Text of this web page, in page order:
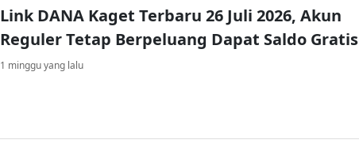
Link DANA Kaget Terbaru 26 Juli 2026, Akun
Reguler Tetap Berpeluang Dapat Saldo Gratis
1 minggu yang lalu